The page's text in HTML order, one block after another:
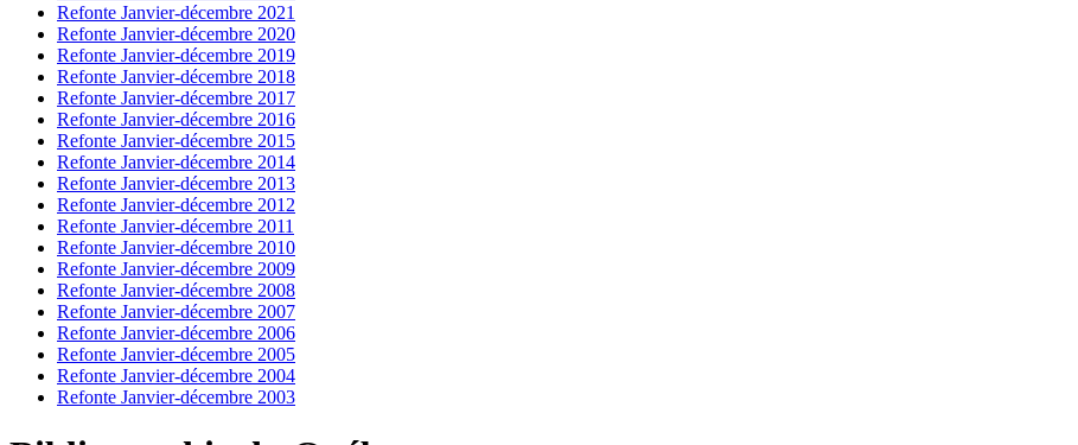
Refonte Janvier-décembre 2021
Refonte Janvier-décembre 2020
Refonte Janvier-décembre 2019
Refonte Janvier-décembre 2018
Refonte Janvier-décembre 2017
Refonte Janvier-décembre 2016
Refonte Janvier-décembre 2015
Refonte Janvier-décembre 2014
Refonte Janvier-décembre 2013
Refonte Janvier-décembre 2012
Refonte Janvier-décembre 2011
Refonte Janvier-décembre 2010
Refonte Janvier-décembre 2009
Refonte Janvier-décembre 2008
Refonte Janvier-décembre 2007
Refonte Janvier-décembre 2006
Refonte Janvier-décembre 2005
Refonte Janvier-décembre 2004
Refonte Janvier-décembre 2003